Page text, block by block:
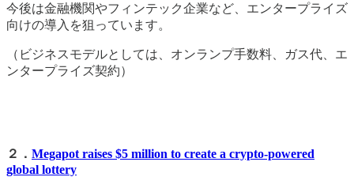
今後は金融機関やフィンテック企業など、エンタープライズ
向けの導入を狙っています。
（ビジネスモデルとしては、オンランプ手数料、ガス代、エ
ンタープライズ契約）
２． Megapot raises $5 million to create a crypto-powered
global lottery